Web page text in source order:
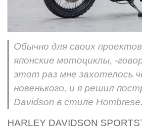
Обычно для своих
японские мотоциклы, -
этот раз мне захотелось
новенького, и я решил
Davidson в стиле Hombrese.
HARLEY DAVIDSON